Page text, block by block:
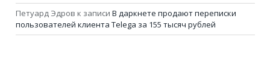
Петуард Эдров к записи В даркнете продают переписки
пользователей клиента Telega за 155 тысяч рублей